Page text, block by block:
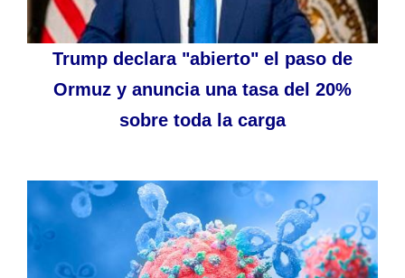
Trump declara "abierto" el paso de
Ormuz y anuncia una tasa del 20%
sobre toda la carga